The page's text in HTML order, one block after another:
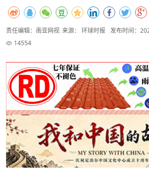
责任编辑：南亚网视 来源： 环球时报
发布时间：
14554